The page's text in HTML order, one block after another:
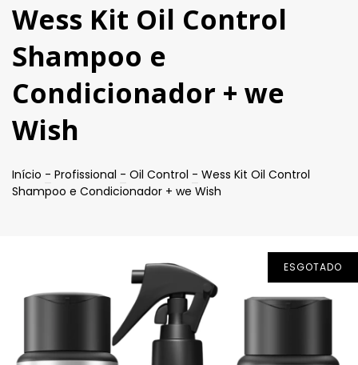
Wess Kit Oil Control
Shampoo e
Condicionador + we
Wish
Início - Profissional - Oil Control - Wess Kit Oil Control
Shampoo e Condicionador + we Wish
ESGOTADO